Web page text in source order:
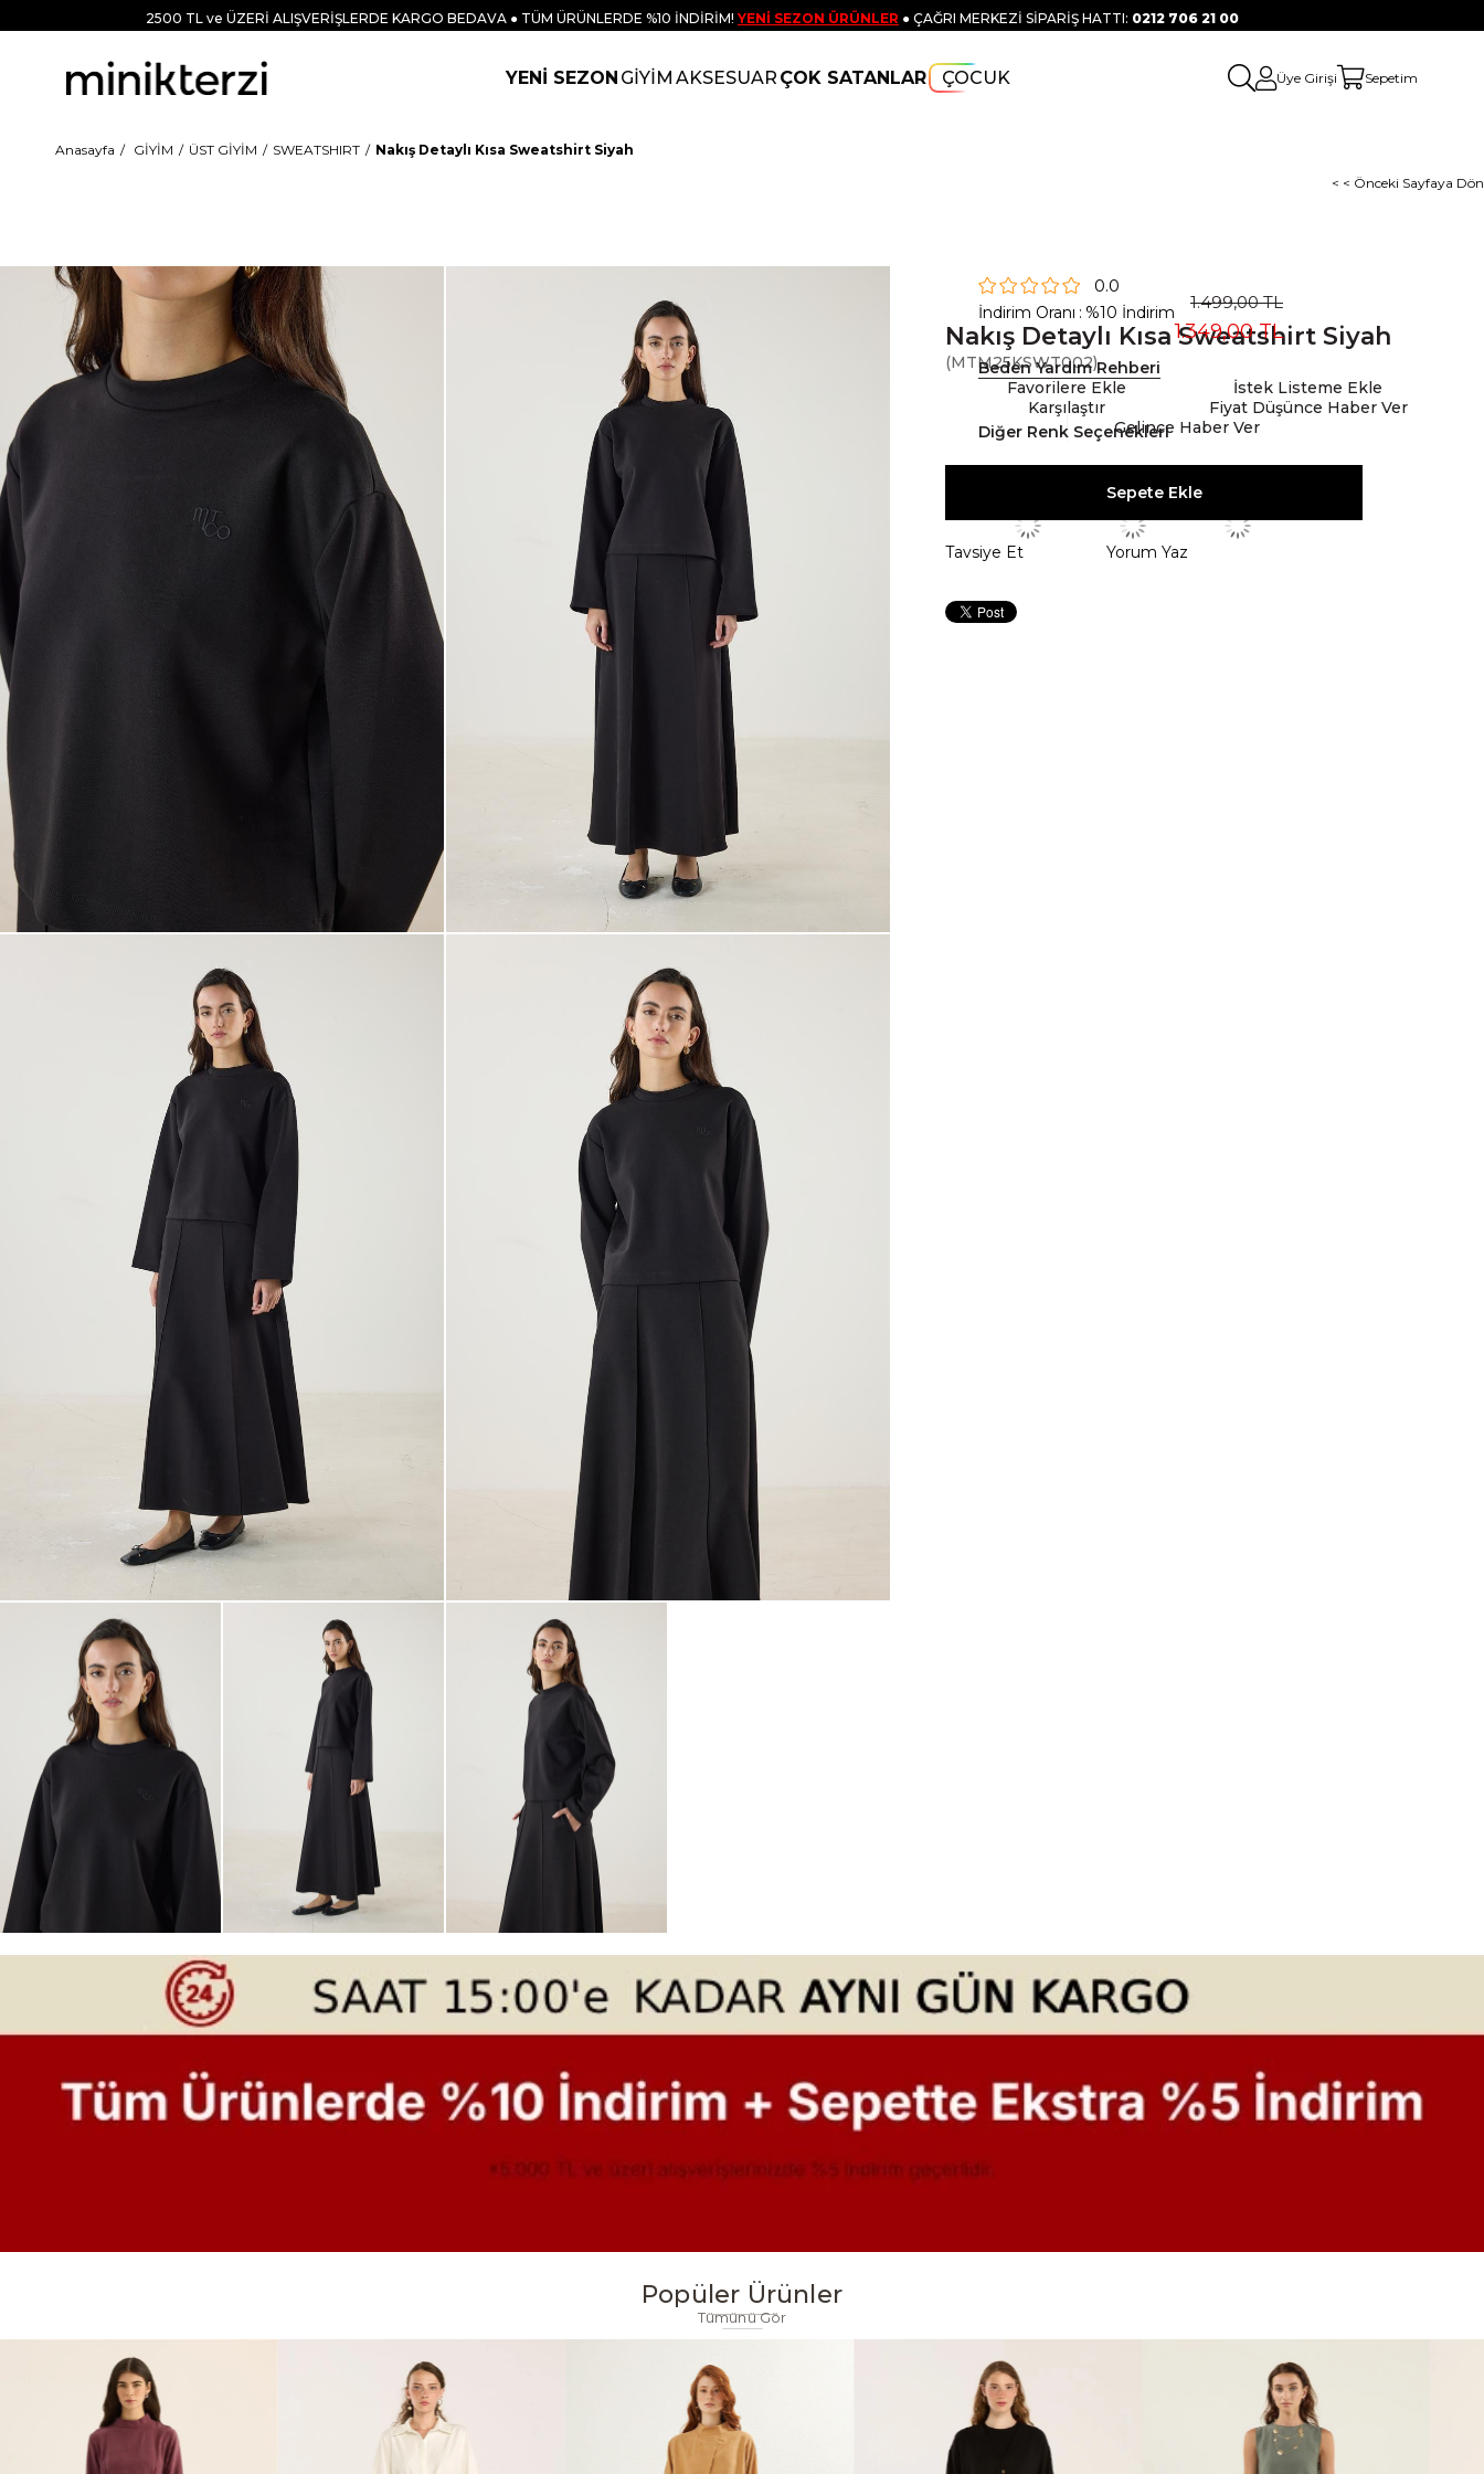
2500 TL ve ÜZERİ ALIŞVERİŞLERDE KARGO BEDAVA ● TÜM ÜRÜNLERDE %10 İNDİRİM! YENİ SEZON ÜRÜNLER ● ÇAĞRI MERKEZİ SİPARİŞ HATTI: 0212 706 21 00
YENİ SEZON GİYİM AKSESUAR ÇOK SATANLAR ÇOCUK Üye Girişi Sepetim
Anasayfa GİYİM ÜST GİYİM SWEATSHIRT
Nakış Detaylı Kısa Sweatshirt Siyah
< < Önceki Sayfaya Dön
Nakış Detaylı Kısa Sweatshirt Siyah
(MTM25KSWT002)
0.0
İndirim Oranı : %10 İndirim 1.499,00 TL
1.349,00 TL
Beden Yardım Rehberi
Diğer Renk Seçenekleri
Favorilere Ekle
İstek Listeme Ekle
Karşılaştır
Fiyat Düşünce Haber Ver
Gelince Haber Ver
Tavsiye Et Yorum Yaz
Popüler Ürünler
Tümünü Gör